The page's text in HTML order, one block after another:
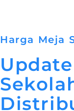
Harga Meja